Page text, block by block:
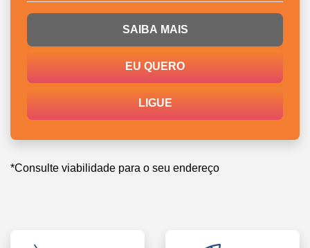
SAIBA MAIS
EU QUERO
LIGUE
*Consulte viabilidade para o seu endereço